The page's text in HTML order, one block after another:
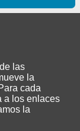
las
la
cada
a los enlaces
la